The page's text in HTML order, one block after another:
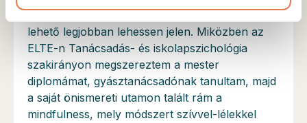
lehető legjobban lehessen jelen. Miközben az
ELTE-n Tanácsadás- és iskolapszichológia
szakirányon megszereztem a mester
diplomámat, gyásztanácsadónak tanultam, majd
a saját önismereti utamon talált rám a
mindfulness, mely módszert szívvel-lélekkel